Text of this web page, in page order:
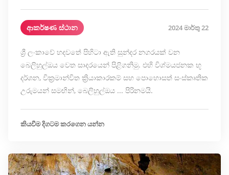
ආකර්ෂණ ස්ථාන 2024 මාර්තු 22
ශ්‍රී ලංකාවේ හදවතේ පිහිටා ඇති සුන්දර නගරයක් වන
බෙලිහුල්ඔය වෙත සාදරයෙන් පිළිගනිමු. එහි විශ්මයජනක භූ
දර්ශන, වික්‍රමාන්විත ක්‍රියාකාරකම් සහ පොහොසත් සංස්කෘතික
උරුමයන් සමඟින්, බෙලිහුල්ඔය ... පිරිනමයි.
කියවීම දිගටම කරගෙන යන්න